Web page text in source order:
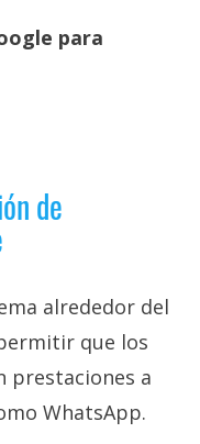
para
de
alrededor del
que los
prestaciones a
WhatsApp.